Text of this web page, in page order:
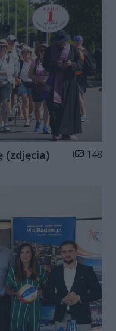
(zdjęcia) Liczba
148